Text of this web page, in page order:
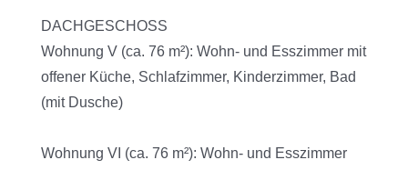
DACHGESCHOSS
Wohnung V (ca. 76 m²): Wohn- und Esszimmer mit
offener Küche, Schlafzimmer, Kinderzimmer, Bad
(mit Dusche)
Wohnung VI (ca. 76 m²): Wohn- und Esszimmer